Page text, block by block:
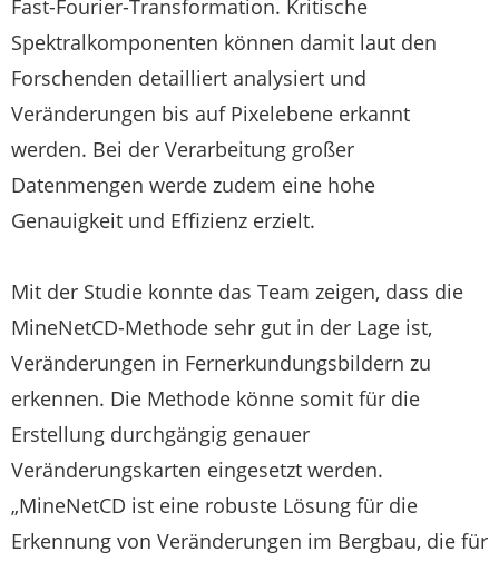
Fast-Fourier-Transformation. Kritische
Spektralkomponenten können damit laut den
Forschenden detailliert analysiert und
Veränderungen bis auf Pixelebene erkannt
werden. Bei der Verarbeitung großer
Datenmengen werde zudem eine hohe
Genauigkeit und Effizienz erzielt.
Mit der Studie konnte das Team zeigen, dass die
MineNetCD-Methode sehr gut in der Lage ist,
Veränderungen in Fernerkundungsbildern zu
erkennen. Die Methode könne somit für die
Erstellung durchgängig genauer
Veränderungskarten eingesetzt werden.
„MineNetCD ist eine robuste Lösung für die
Erkennung von Veränderungen im Bergbau, die für